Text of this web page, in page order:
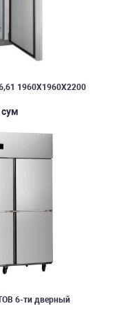
1960Х1960Х2200
6-ти дверный